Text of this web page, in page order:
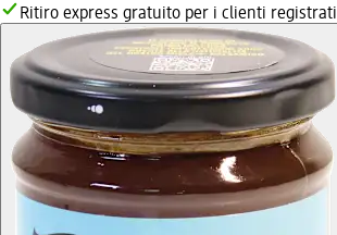
Ritiro express gratuito per i clienti registrati